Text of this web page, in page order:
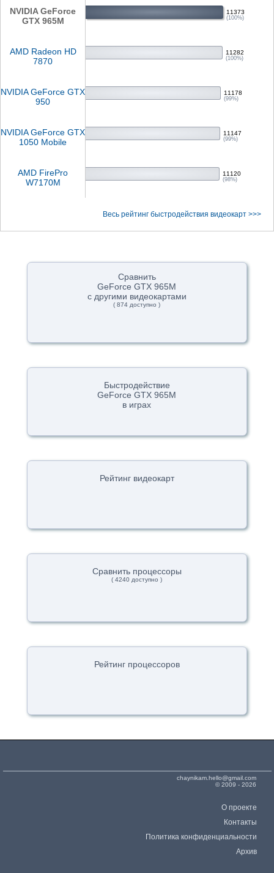
NVIDIA GeForce
GTX 965M
11373
(100%)
AMD Radeon HD
7870
11282
(100%)
NVIDIA GeForce GTX
950
11178
(99%)
NVIDIA GeForce GTX
1050 Mobile
11147
(99%)
AMD FirePro
W7170M
11120
(98%)
Весь рейтинг быстродействия видеокарт >>>
Сравнить
GeForce GTX 965M
с другими видеокартами
( 874 доступно )
Быстродействие
GeForce GTX 965M
в играх
Рейтинг видеокарт
Сравнить процессоры
( 4240 доступно )
Рейтинг процессоров
chaynikam.hello@gmail.com
© 2009 - 2026
О проекте
Контакты
Политика конфиденциальности
Архив